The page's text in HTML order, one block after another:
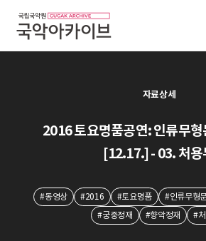
자료상세
2016 토요명품공연: 인류무
[12.17.] - 03. 처용
#동영상 #2016 #토요명품 #인류무형
#궁중정재
#향악정재 #